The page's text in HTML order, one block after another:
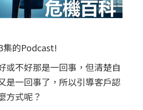
集的Podcast!
或不好那是一回事，但清楚自
是一回事了，所以引導客戶認
方式呢？